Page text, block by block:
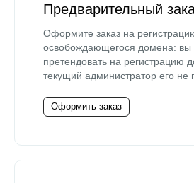
Предварительный
Оформите заказ на
освобождающегося домена: вы
претендовать на регистрацию
текущий администратор его не
Оформить заказ